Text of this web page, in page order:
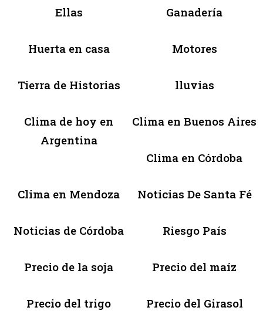
Ellas Ganadería
Huerta en casa Motores
Tierra de Historias lluvias
Clima de hoy en
Argentina
Clima en Buenos Aires
Clima en Córdoba
Clima en Mendoza Noticias De Santa Fé
Noticias de Córdoba Riesgo País
Precio de la soja Precio del maíz
Precio del trigo Precio del Girasol